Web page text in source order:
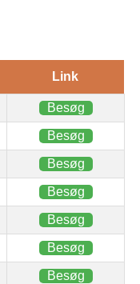
Link
Besøg
Besøg
Besøg
Besøg
Besøg
Besøg
Besøg